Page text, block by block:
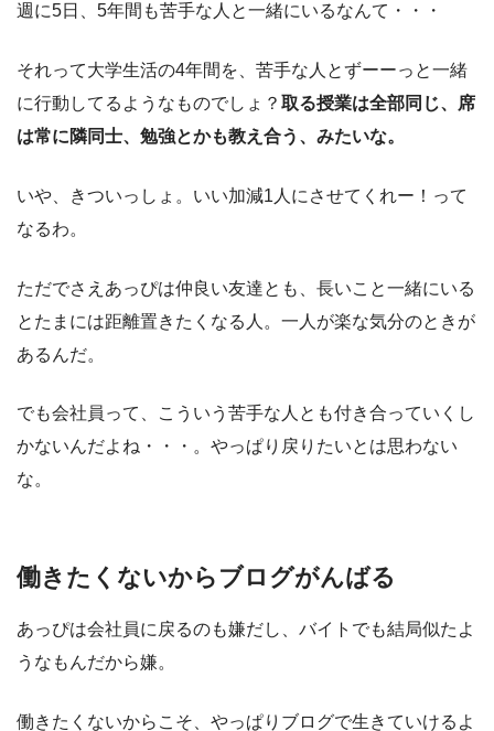
週に5日、5年間も苦手な人と一緒にいるなんて・・・
それって大学生活の4年間を、苦手な人とずーーっと一緒
に行動してるようなものでしょ？ 取る授業は全部同じ、席
は常に隣同士、勉強とかも教え合う、みたいな。
いや、きついっしょ。いい加減1人にさせてくれー！って
なるわ。
ただでさえあっぴは仲良い友達とも、長いこと一緒にいる
とたまには距離置きたくなる人。一人が楽な気分のときが
あるんだ。
でも会社員って、こういう苦手な人とも付き合っていくし
かないんだよね・・・。やっぱり戻りたいとは思わない
な。
働きたくないからブログがんばる
あっぴは会社員に戻るのも嫌だし、バイトでも結局似たよ
うなもんだから嫌。
働きたくないからこそ、やっぱりブログで生きていけるよ